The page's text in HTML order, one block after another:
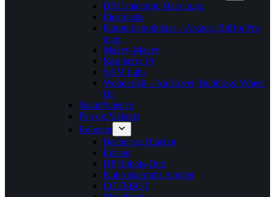
BBC microbit, Halo m.m.
Elecfreaks
Kitronik produkter – Arcade, BitBot Pro
m.m.
Makey-Makey
Raspberry Pi
SAM Labs
WonderKit – Air,Hover, Bubble & Wheel
Bit
Natur/Science
Pap og Makedo
Robotter
Beebot og Bluebot
Edison
HP Robots-Otto
Kubo skærmfri robotter
LOTI-BOT